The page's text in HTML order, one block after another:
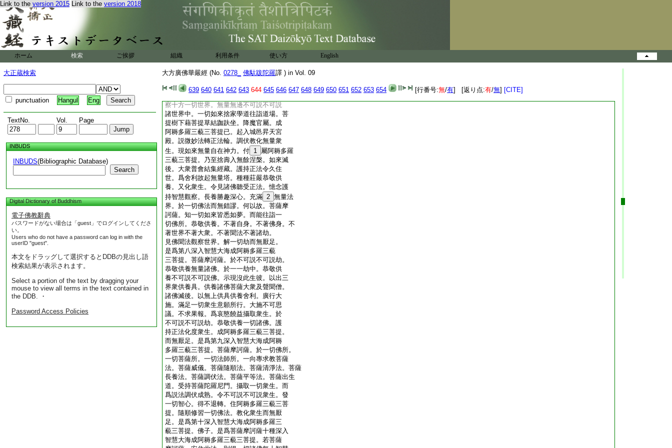
Link to the version 2015 Link to the version 2018
ホーム 検索 ご挨拶 組織 利用条件 使い方 English
大正蔵検索
punctuation Hangul Eng
TextNo. Vol. Page
INBUDS
INBUDS(Bibliographic Database)
Search
Digital Dictionary of Buddhism
電子佛教辭典
パスワードがない場合は「guest」でログインしてくださ
い。
Users who do not have a password can log in with the
userID "guest".
本文をドラッグして選択するとDDBの見出し語
検索結果が表示されます。
Select a portion of the text by dragging your
mouse to view all terms in the text contained in
the DDB. ・
Password Access Policies
大方廣佛華嚴經 (No. 0278_ 佛馱跋陀羅譯 ) in Vol. 09
639 640 641 642 643 644 645 646 647 648 649 650 651 652 653 654 [行番号:無/有] [返り点:有/無] [CITE]
有諸衆生。爲阿耨多羅三藐三菩提所種
善根。亦悉了知。又覩衆生種見佛善根。得
値未來無量諸佛。如是觀察過去一切 9 劫。
而無厭足。是爲第六深入智慧大海。成阿耨
多羅三藐三菩提。菩薩摩訶薩。入未來世
觀察一切劫。知劫有佛知劫無佛。知彼諸
劫各有幾佛出興于世。世界如來名號何
等。又知所度衆生多少。亦知如來壽命長
短。如是入未來世一切諸劫。分別了知而
無厭足。是爲第七深入智慧大海成阿耨多
察十方一切世界。無量無邊不可説不可説
諸世界中。一切如來捨家學道往詣道場。菩
提樹下藉菩提草結跏趺坐。降魔官屬。成
阿耨多羅三藐三菩提已。起入城邑昇天宮
殿。説微妙法轉正法輪。調伏教化無量衆
生。現如來無量自在神力。付 1 屬阿耨多羅
三藐三菩提。乃至捨壽入無餘涅槃。如來滅
後。大衆普會結集經藏。護持正法令久住
世。爲舍利故起無量塔。種種莊嚴恭敬供
養。又化衆生。令見諸佛聽受正法。憶念護
持智慧觀察。長養勝趣深心。充滿 2 無量法
界。於一切佛法而無錯謬。何以故。菩薩摩
訶薩。知一切如來皆悉如夢。而能往詣一
切佛所。恭敬供養。不著自身。不著佛身。不
著世界不著大衆。不著聞法不著諸劫。
見佛聞法觀察世界。解一切劫而無厭足。
是爲第八深入智慧大海成阿耨多羅三藐
三菩提。菩薩摩訶薩。於不可説不可説劫。
恭敬供養無量諸佛。於一一劫中。恭敬供
養不可説不可説佛。示現沒此生彼。以出三
界衆供養具。供養諸佛菩薩大衆及聲聞僧。
諸佛滅後。以無上供具供養舍利。廣行大
施。滿足一切衆生意願所行。大施不可思
議。不求果報。爲哀愍饒益攝取衆生。於
不可説不可説劫。恭敬供養一切諸佛。護
持正法化度衆生。成阿耨多羅三藐三菩提。
而無厭足。是爲第九深入智慧大海成阿耨
多羅三藐三菩提。菩薩摩訶薩。於一切佛所。
一切菩薩所。一切法師所。一向專求教菩薩
法。菩薩威儀。菩薩隨順法。菩薩清淨法。菩薩
長養法。菩薩調伏法。菩薩平等法。菩薩出生
道。受持菩薩陀羅尼門。攝取一切衆生。而
爲説法調伏成熟。令不可説不可説衆生。發
一切智心。得不退轉。住阿耨多羅三藐三菩
提。隨順修習一切佛法。教化衆生而無厭
足。是爲第十深入智慧大海成阿耨多羅三
藐三菩提。佛子。是爲菩薩摩訶薩十種深入
智慧大海成阿耨多羅三藐三菩提。若菩薩